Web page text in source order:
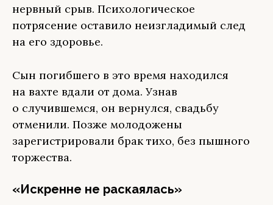
нервный срыв. Психологическое
потрясение оставило неизгладимый след
на его здоровье.
Сын погибшего в это время находился
на вахте вдали от дома. Узнав
о случившемся, он вернулся, свадьбу
отменили. Позже молодожены
зарегистрировали брак тихо, без пышного
торжества.
«Искренне не раскаялась»